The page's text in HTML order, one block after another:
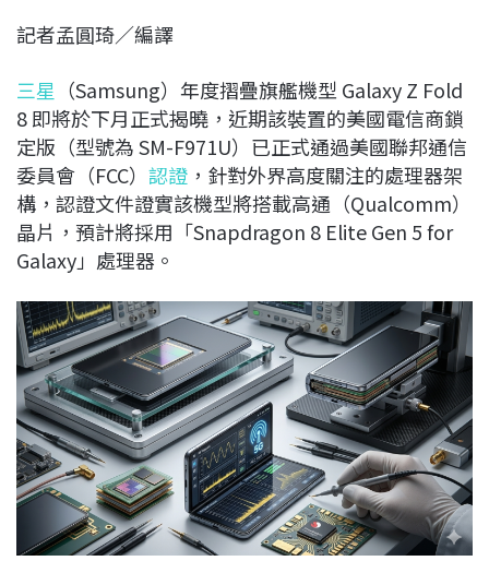
c
b
o
o
k
n
r
a
d
s
e
d
I
n
L
i
n
k
記者孟圓琦／編譯
三星 （Samsung）年度摺疊旗艦機型 Galaxy Z Fold
8 即將於下月正式揭曉，近期該裝置的美國電信商鎖
定版（型號為 SM-F971U）已正式通過美國聯邦通信
委員會（FCC） 認證 ，針對外界高度關注的處理器架
構，認證文件證實該機型將搭載高通（Qualcomm）
晶片，預計將採用「Snapdragon 8 Elite Gen 5 for
Galaxy」處理器。